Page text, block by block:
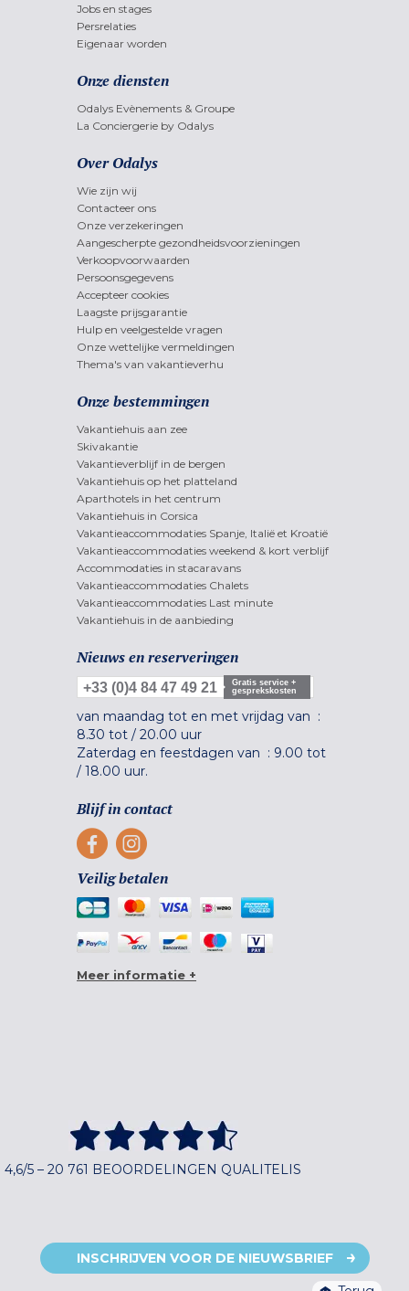
Jobs en stages
Persrelaties
Eigenaar worden
Onze diensten
Odalys Evènements & Groupe
La Conciergerie by Odalys
Over Odalys
Wie zijn wij
Contacteer ons
Onze verzekeringen
Aangescherpte gezondheidsvoorzieningen
Verkoopvoorwaarden
Persoonsgegevens
Accepteer cookies
Laagste prijsgarantie
Hulp en veelgestelde vragen
Onze wettelijke vermeldingen
Thema's van vakantieverhu
Onze bestemmingen
Vakantiehuis aan zee
Skivakantie
Vakantieverblijf in de bergen
Vakantiehuis op het platteland
Aparthotels in het centrum
Vakantiehuis in Corsica
Vakantieaccommodaties Spanje, Italië et Kroatië
Vakantieaccommodaties weekend & kort verblijf
Accommodaties in stacaravans
Vakantieaccommodaties Chalets
Vakantieaccommodaties Last minute
Vakantiehuis in de aanbieding
Nieuws en reserveringen
+33 (0)4 84 47 49 21
Gratis service +
gesprekskosten
van maandag tot en met vrijdag van :
8.30 tot / 20.00 uur
Zaterdag en feestdagen van : 9.00 tot
/ 18.00 uur.
Blijf in contact
Veilig betalen
Meer informatie +
4,6/5 – 20 761 BEOORDELINGEN QUALITELIS
INSCHRIJVEN VOOR DE NIEUWSBRIEF